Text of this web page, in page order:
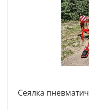
Сеялка